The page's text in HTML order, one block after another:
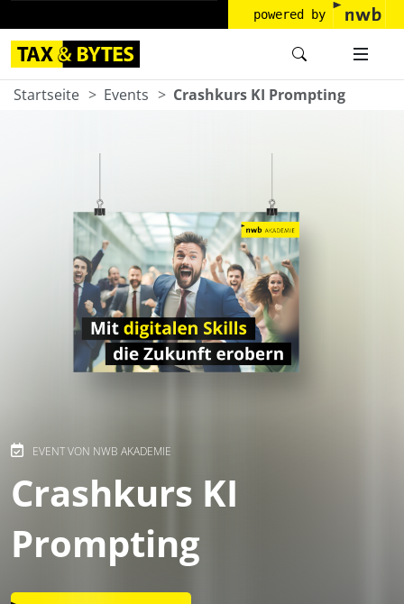
powered by
Startseite Events Crashkurs KI Prompting
EVENT VON NWB AKADEMIE
Crashkurs KI
Prompting